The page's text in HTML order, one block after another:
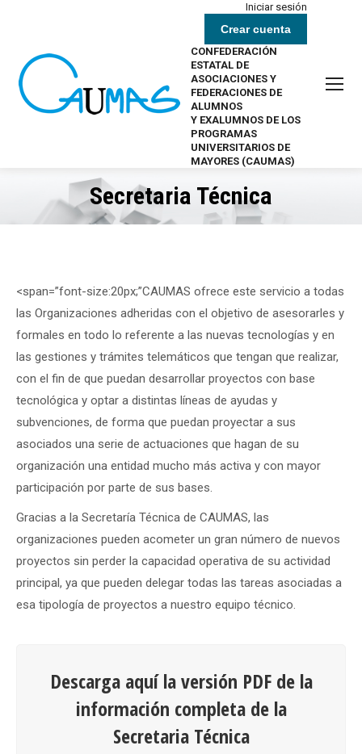
Iniciar sesión
Crear cuenta
CONFEDERACIÓN
ESTATAL DE
ASOCIACIONES Y
FEDERACIONES DE
ALUMNOS
Y EXALUMNOS DE LOS
PROGRAMAS
UNIVERSITARIOS DE
MAYORES (CAUMAS)
Secretaria Técnica
Estás aquí:
<span=”font-size:20px;”CAUMAS ofrece este servicio a todas
las Organizaciones adheridas con el objetivo de asesorarles y
formales en todo lo referente a las nuevas tecnologías y en
las gestiones y trámites telemáticos que tengan que realizar,
con el fin de que puedan desarrollar proyectos con base
tecnológica y optar a distintas líneas de ayudas y
subvenciones, de forma que puedan proyectar a sus
asociados una serie de actuaciones que hagan de su
organización una entidad mucho más activa y con mayor
participación por parte de sus bases.
Gracias a la Secretaría Técnica de CAUMAS, las
organizaciones pueden acometer un gran número de nuevos
proyectos sin perder la capacidad operativa de su actividad
principal, ya que pueden delegar todas las tareas asociadas a
esa tipología de proyectos a nuestro equipo técnico.
Descarga aquí la versión PDF de la
información completa de la
Secretaria Técnica